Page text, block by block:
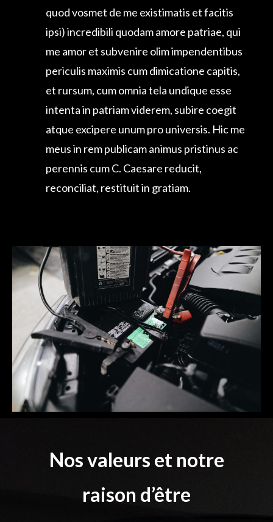
periculis maximis cum dimicatione capitis,
et rursum, cum omnia tela undique esse
intenta in patriam viderem, subire coegit
atque excipere unum pro universis. Hic me
meus in rem publicam animus pristinus ac
perennis cum C. Caesare reducit,
reconciliat, restituit in gratiam.
Nos valeurs et notre